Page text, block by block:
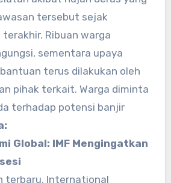
tersebut sejak
Ribuan warga
sementara upaya
terus dilakukan oleh
pihak terkait. Warga diminta
terhadap potensi banjir
Global: IMF Mengingatkan
terbaru, International